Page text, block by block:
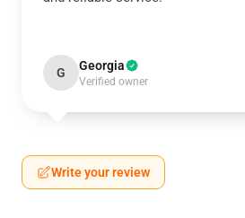
G Georgia
Verified owner
Write your review